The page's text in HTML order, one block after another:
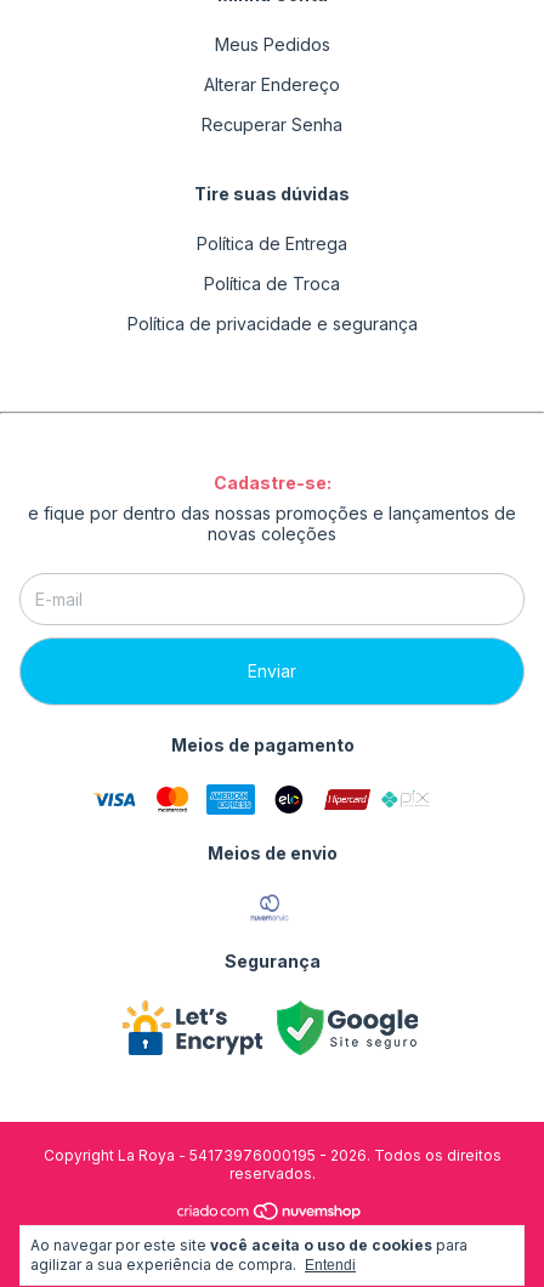
Ao navegar por este site você aceita o uso de cookies para
agilizar a sua experiência de compra.
Entendi
Meus Pedidos
Alterar Endereço
Recuperar Senha
Tire suas dúvidas
Política de Entrega
Política de Troca
Política de privacidade e segurança
Cadastre-se:
e fique por dentro das nossas promoções e lançamentos de
novas coleções
Meios de pagamento
Meios de envio
Segurança
Copyright La Roya - 54173976000195 - 2026. Todos os direitos
reservados.
desenvolvido por: